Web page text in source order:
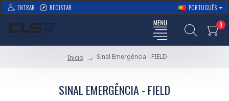
ENTRAR REGISTAR PORTUGUÊS
0
Inicio Sinal Emergência - FIELD
SINAL EMERGÊNCIA - FIELD